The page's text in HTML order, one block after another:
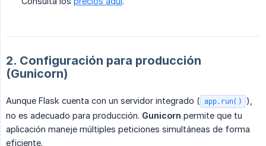
2. Configuración para producción
(Gunicorn)
Aunque Flask cuenta con un servidor integrado ( app.run()
),
no es adecuado para producción. Gunicorn permite que tu
aplicación maneje múltiples peticiones simultáneas de forma
eficiente.